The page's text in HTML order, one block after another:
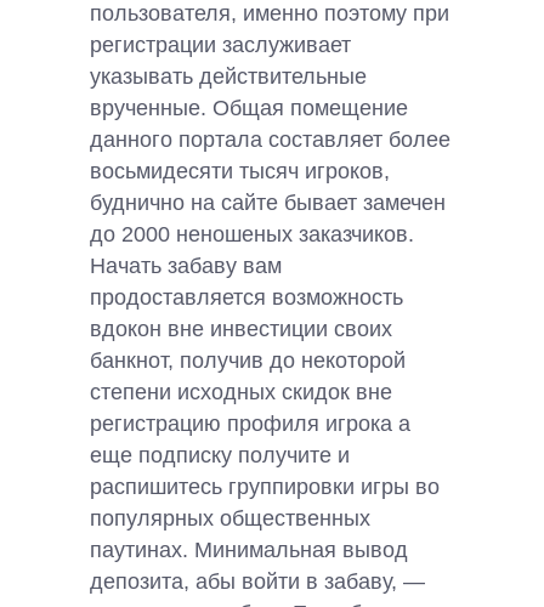
пользователя, именно поэтому при
регистрации заслуживает
указывать действительные
врученные. Общая помещение
данного портала составляет более
восьмидесяти тысяч игроков,
буднично на сайте бывает замечен
до 2000 неношеных заказчиков.
Начать забаву вам
продоставляется возможность
вдокон вне инвестиции своих
банкнот, получив до некоторой
степени исходных скидок вне
регистрацию профиля игрока а
еще подписку получите и
распишитесь группировки игры во
популярных общественных
паутинах. Минимальная вывод
депозита, абы войти в забаву, —